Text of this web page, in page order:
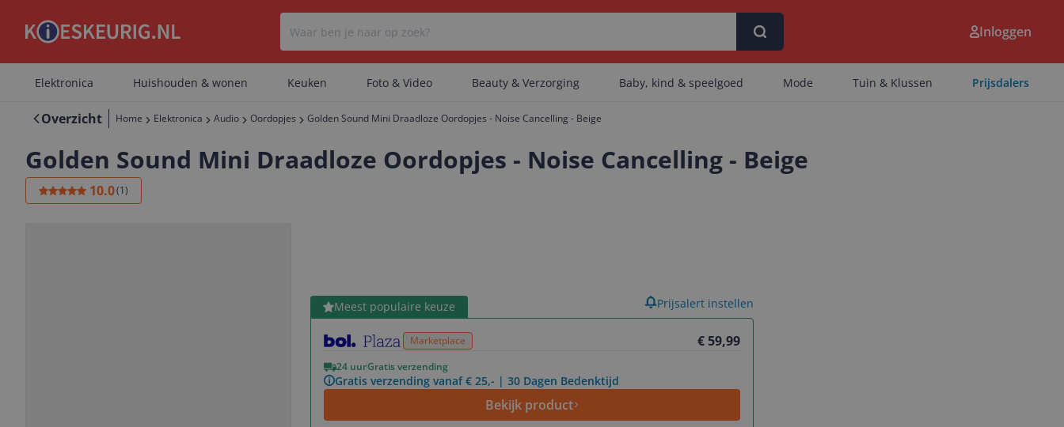
Er zijn geen categorieën gevonden.
Inloggen
Elektronica Huishouden & wonen Keuken Foto & Video Beauty & Verzorging Baby, kind & speelgoed Mode Tuin & Klussen Prijsdalers
Overzicht Home Elektronica Audio Oordopjes Golden Sound Mini Draadloze Oordopjes - Noise Cancelling - Beige
Golden Sound Mini Draadloze Oordopjes - Noise Cancelling - Beige
10.0(1)
Meest populaire keuze
Marketplace € 59,99
24 uurGratis verzending
Gratis verzending vanaf € 25,- | 30 Dagen Bedenktijd
Bekijk product
Bekijk product Prijsalert instellen